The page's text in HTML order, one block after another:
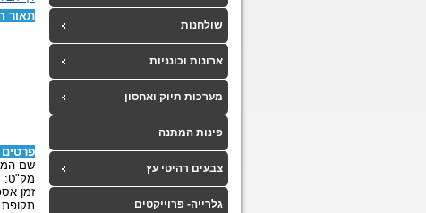
שולחנות
ארונות וכונניות
מערכות תיוק ואחסון
פינות המתנה
צבעים רהיטי עץ
גלרייה- פרוייקטים
תאור
פרטים
שם
מק"ט:
זמן
תקופת